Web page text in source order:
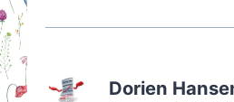
Dorien